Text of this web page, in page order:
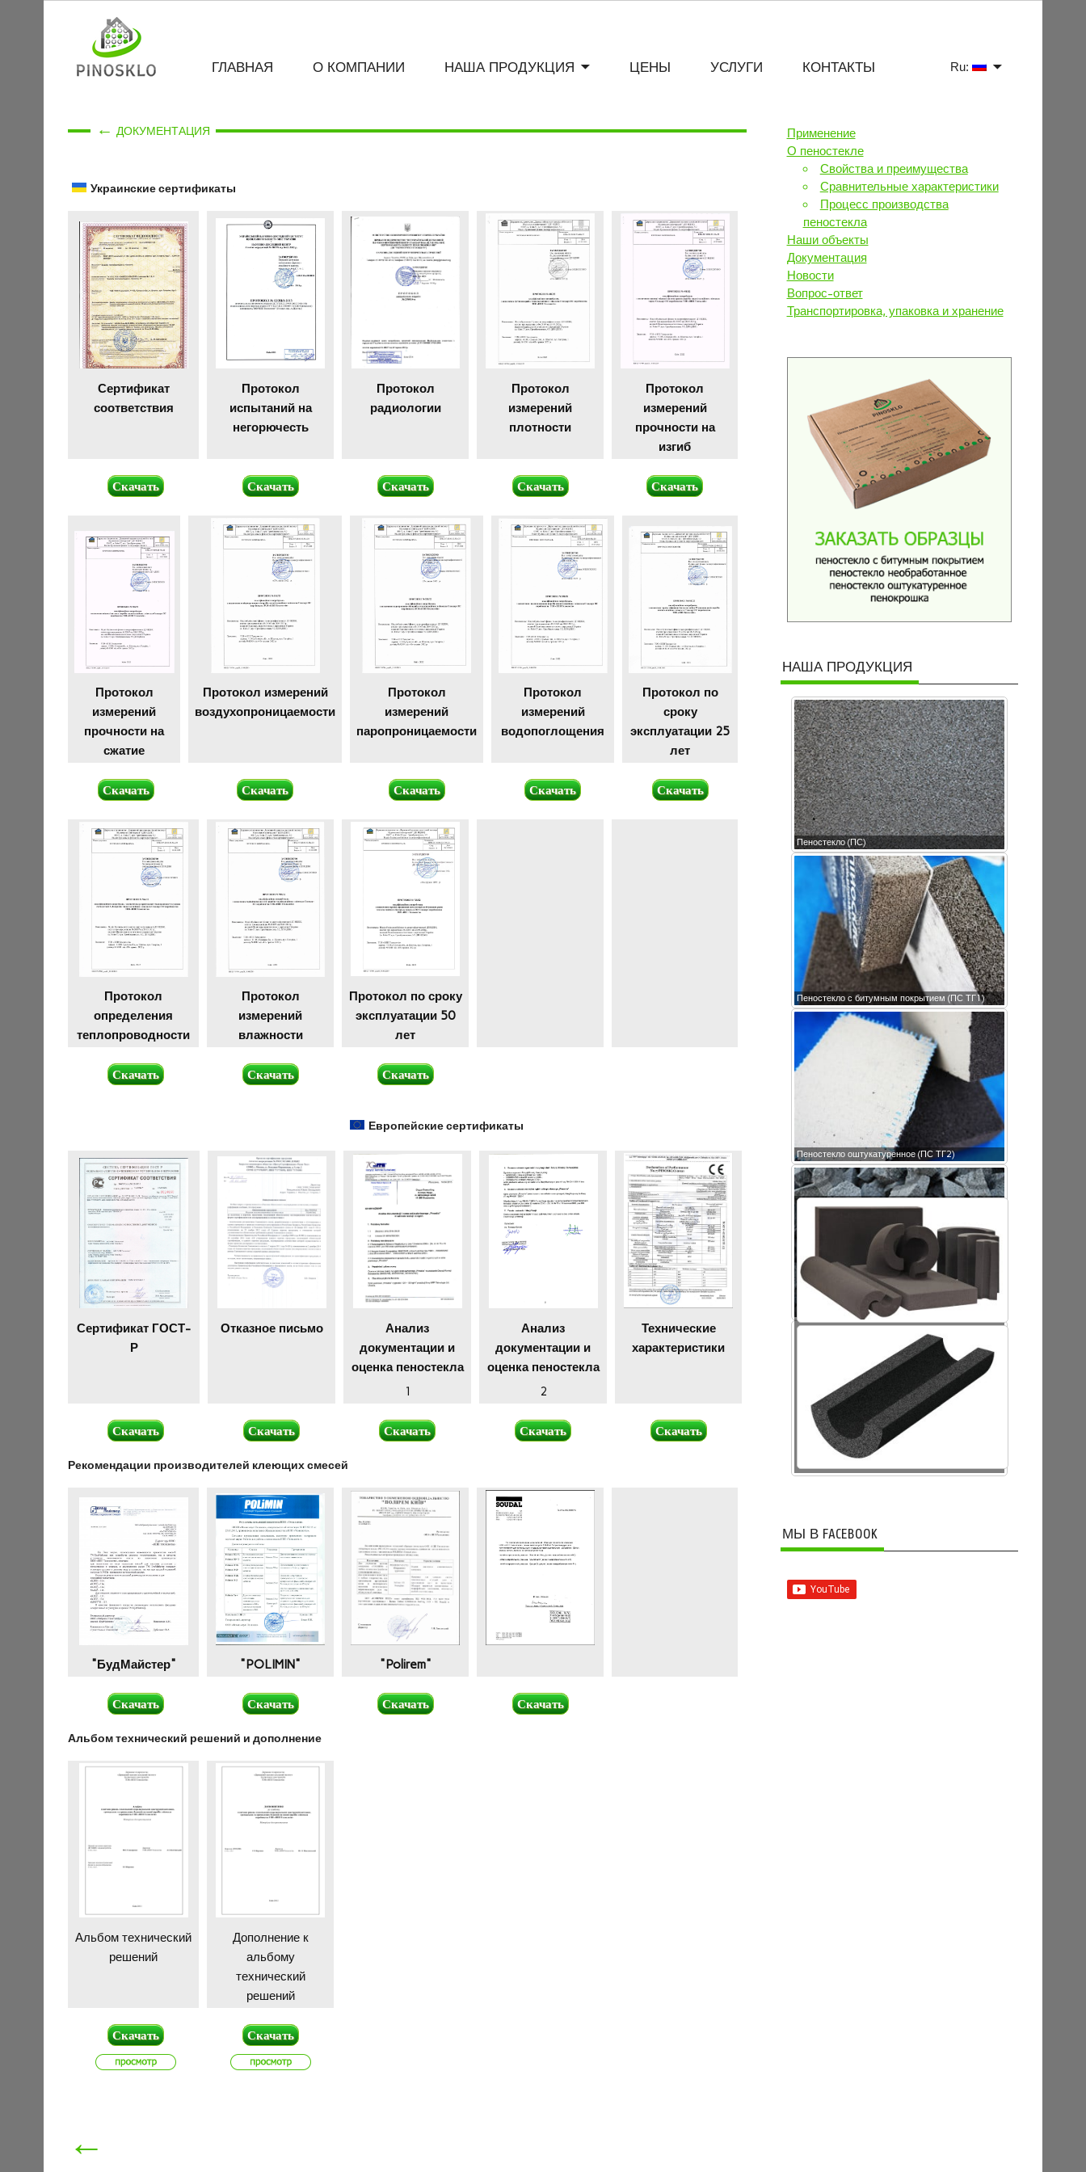
ГЛАВНАЯ О КОМПАНИИ НАША ПРОДУКЦИЯ ЦЕНЫ УСЛУГИ КОНТАКТЫ Ru:
← ДОКУМЕНТАЦИЯ
Украинские сертификаты
Сертификат
соответствия
Протокол
испытаний на
негорючесть
Протокол
радиологии
Протокол
измерений
плотности
Протокол
измерений
прочности на
изгиб
Скачать Скачать Скачать Скачать Скачать
Протокол
измерений
прочности на
сжатие
Протокол измерений
воздухопроницаемости
Протокол
измерений
паропроницаемости
Протокол
измерений
водопоглощения
Протокол по
сроку
эксплуатации 25
лет
Скачать Скачать Скачать Скачать Скачать
Протокол
определения
теплопроводности
Протокол
измерений
влажности
Протокол по сроку
эксплуатации 50
лет
Скачать Скачать Скачать
Европейские сертификаты
Сертификат ГОСТ-
Р
Отказное письмо
Анализ
документации и
оценка пеностекла
Анализ
документации и
оценка пеностекла
Технические
характеристики
1 2
Скачать Скачать Скачать Скачать Скачать
Рекомендации производителей клеющих смесей
"БудМайстер" "POLIMIN" "Polirem"
Скачать Скачать Скачать Скачать
Альбом технический решений и дополнение
Альбом технический
решений
Дополнение к
альбому
технический
решений
Скачать Скачать
←
Применение
О пеностекле
Свойства и преимущества
Сравнительные характеристики
Процесс производства
пеностекла
Наши объекты
Документация
Новости
Вопрос-ответ
Транспортировка, упаковка и хранение
НАША ПРОДУКЦИЯ
Пеностекло (ПС)
Пеностекло с битумным покрытием (ПС ТГ1)
Пеностекло оштукатуренное (ПС ТГ2)
Крошка пеностекла
МЫ В FACEBOOK